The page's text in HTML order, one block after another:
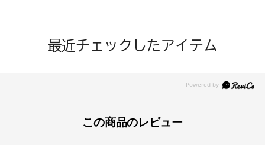
最近チェックしたアイテム
この商品のレビュー